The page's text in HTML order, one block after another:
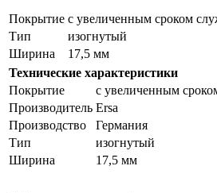
Покрытие с увеличенным сроком
Тип
изогнутый
Ширина
17,5 мм
Технические характеристики
Покрытие
с увеличенным
Производитель Ersa
Производство
Германия
Тип
изогнутый
Ширина
17,5 мм